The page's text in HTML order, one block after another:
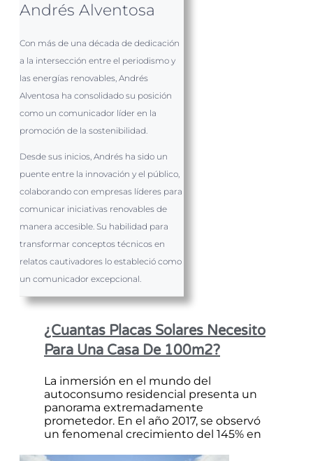
Andrés Alventosa
Con más de una década de dedicación
a la intersección entre el periodismo y
las energías renovables, Andrés
Alventosa ha consolidado su posición
como un comunicador líder en la
promoción de la sostenibilidad.
Desde sus inicios, Andrés ha sido un
puente entre la innovación y el público,
colaborando con empresas líderes para
comunicar iniciativas renovables de
manera accesible. Su habilidad para
transformar conceptos técnicos en
relatos cautivadores lo estableció como
un comunicador excepcional.
¿cuantas Placas Solares Necesito
Para Una Casa De 100m2?
La inmersión en el mundo del
autoconsumo residencial presenta un
panorama extremadamente
prometedor. En el año 2017, se observó
un fenomenal crecimiento del 145% en